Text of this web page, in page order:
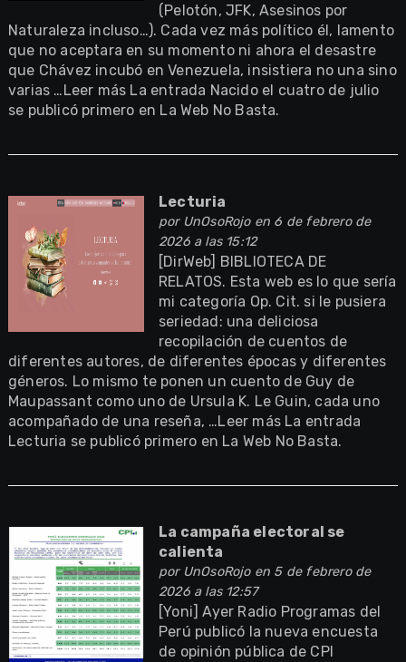
(Pelotón, JFK, Asesinos por
Naturaleza incluso…). Cada vez más político él, lamento
que no aceptara en su momento ni ahora el desastre
que Chávez incubó en Venezuela, insistiera no una sino
varias …Leer más La entrada Nacido el cuatro de julio
se publicó primero en La Web No Basta.
Lecturia
por UnOsoRojoen 6 de febrero de
2026 a las 15:12
[DirWeb] BIBLIOTECA DE
RELATOS. Esta web es lo que sería
mi categoría Op. Cit. si le pusiera
seriedad: una deliciosa
recopilación de cuentos de
diferentes autores, de diferentes épocas y diferentes
géneros. Lo mismo te ponen un cuento de Guy de
Maupassant como uno de Ursula K. Le Guin, cada uno
acompañado de una reseña, …Leer más La entrada
Lecturia se publicó primero en La Web No Basta.
La campaña electoral se
calienta
por UnOsoRojoen 5 de febrero de
2026 a las 12:57
[Yoni] Ayer Radio Programas del
Perú publicó la nueva encuesta
de opinión pública de CPI